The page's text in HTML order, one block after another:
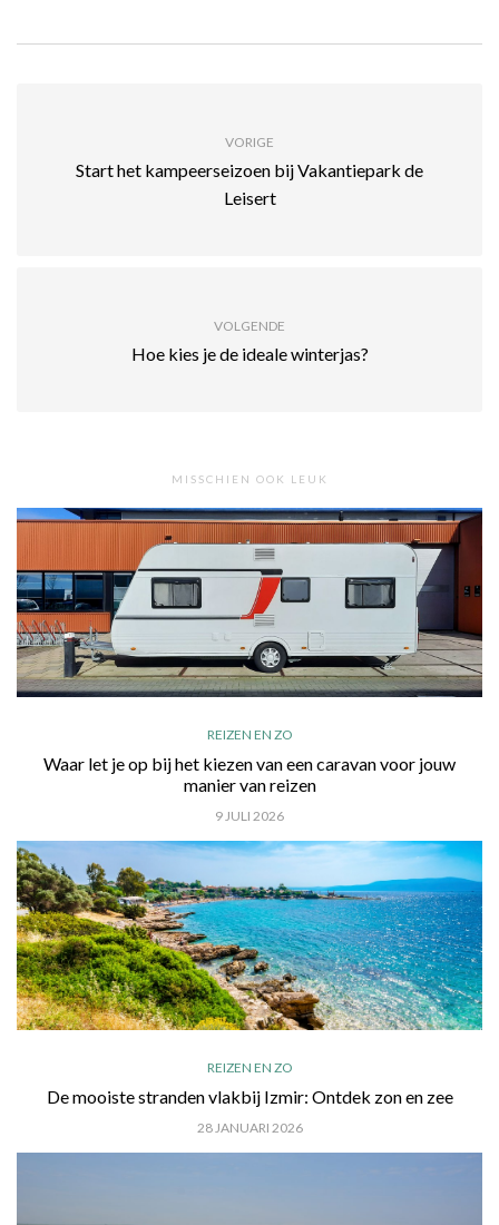
VORIGE
Start het kampeerseizoen bij Vakantiepark de
Leisert
VOLGENDE
Hoe kies je de ideale winterjas?
MISSCHIEN OOK LEUK
REIZEN EN ZO
Waar let je op bij het kiezen van een caravan voor jouw
manier van reizen
9 JULI 2026
REIZEN EN ZO
De mooiste stranden vlakbij Izmir: Ontdek zon en zee
28 JANUARI 2026